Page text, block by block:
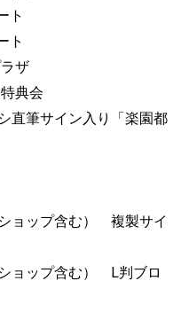
ト
ト
ザ
典会
直筆サイン入り「楽園都
ョップ含む） 複製サイ
ョップ含む） L判ブロ